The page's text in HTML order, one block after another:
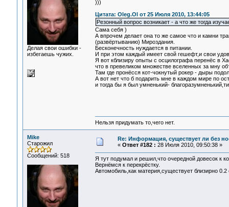
Делая свои ошибки -
избегаешь чужих.
)))
Цитата: Oleg.Ol от 25 Июля 2010, 13:44:05
Резонный вопрос возникает - а что же тогда
Сама себя )
А впрочем делает она то же самое что и камни
(развёртыванию) Мироздания.
Бесконечность нуждается в питании.
И при этом каждый имеет свой гешефт,и свои
Я вот кблизиру опыты с осцилографа перенёс в
что в превеликом множестве вселенных за мну
Там где пронёсся кот-чокнутый рокер - дыры
А вот нет что б подарить мне в каждом мире по
и тогда бы я был умненький-
Нельзя придумать то,чего нет.
Mike
Старожил
Сообщений: 518
Re: Информация, существует ли без
« Ответ #182 : 28 Июля 2010, 09:50:38 »
Я тут подумал и решил,что очередной довесок к
Вернёмся к перекрёстку.
Автомобиль,как материя,существует близирно 0.2